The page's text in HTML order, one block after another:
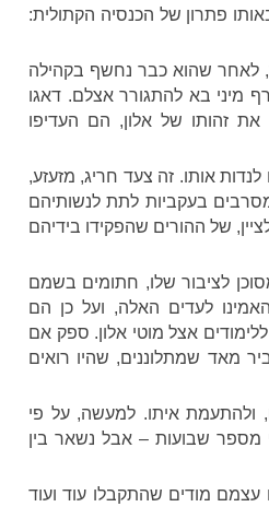
פתרון של הכנסיה הקתולית:
לאחר שהוא כבר נחשף בקהילה
מיני בא להתגורר אצלם. דאגו
זהותו של אלון, הם העדיפו
אותו. זה צעד חריג, מזעזע,
בעקביות לתת לנשותיהם
של ההורים שהפקידו בידיהם
לציבור שלו, חתומים בשמם
לעדים האלה, ועל כן הם
אצל מוטי אלון. ספק אם
מאד שמתלוננים, שהיו רואים
ולהתעמת איתו. למעשה, על פי
מספר שבועות – אבל נשאר בין
מודים שהתקבלו עוד ועוד